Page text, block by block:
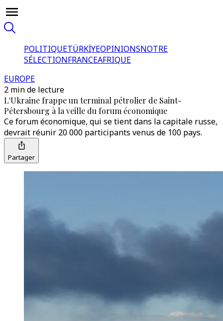
POLITIQUETÜRKİYEOPINIONSNOTRE
SÉLECTIONFRANCEAFRIQUE
EUROPE
2 min de lecture
L'Ukraine frappe un terminal pétrolier de Saint-
Pétersbourg à la veille du forum économique
Ce forum économique, qui se tient dans la capitale russe,
devrait réunir 20 000 participants venus de 100 pays.
Partager